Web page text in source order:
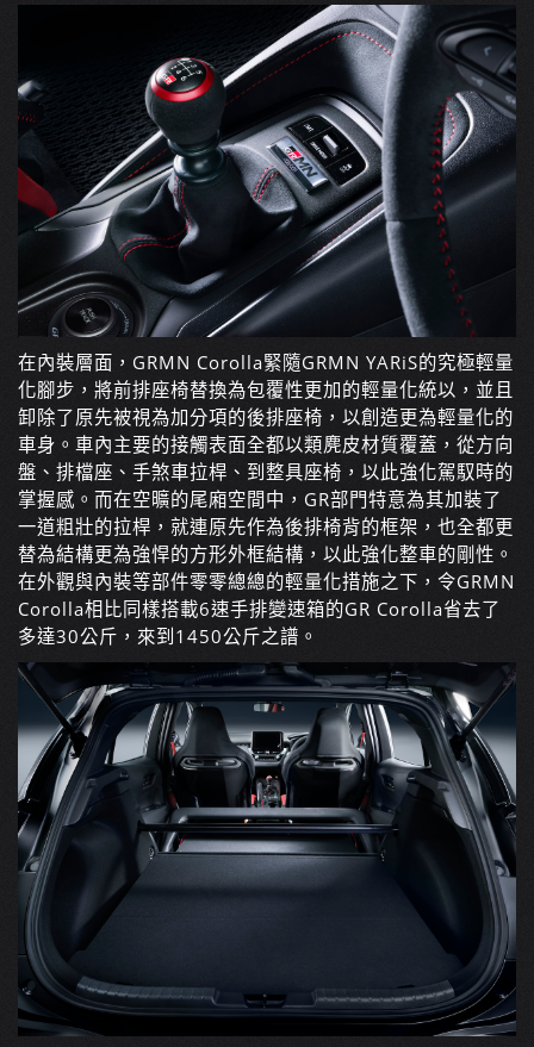
在內裝層面，GRMN Corolla緊隨GRMN YARiS的究極輕量
化腳步，將前排座椅替換為包覆性更加的輕量化統以，並且
卸除了原先被視為加分項的後排座椅，以創造更為輕量化的
車身。車內主要的接觸表面全都以類麂皮材質覆蓋，從方向
盤、排檔座、手煞車拉桿、到整具座椅，以此強化駕馭時的
掌握感。而在空曠的尾廂空間中，GR部門特意為其加裝了
一道粗壯的拉桿，就連原先作為後排椅背的框架，也全都更
替為結構更為強悍的方形外框結構，以此強化整車的剛性。
在外觀與內裝等部件零零總總的輕量化措施之下，令GRMN
Corolla相比同樣搭載6速手排變速箱的GR Corolla省去了
多達30公斤，來到1450公斤之譜。